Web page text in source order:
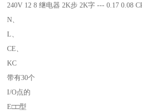
240V 12 8 继电器 2K步 2K字 --- 0.17 0.08
N、
L、
CE、
KC
带有30个
I/O点的
E□□型